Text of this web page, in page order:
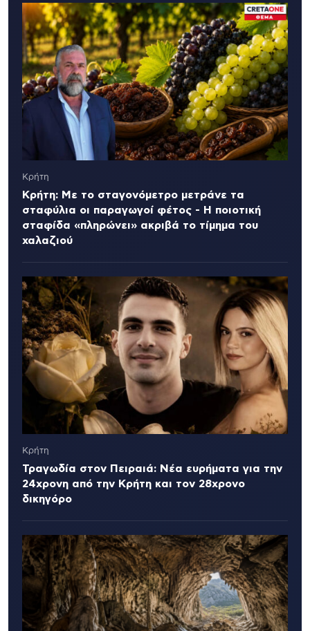
Κρήτη
Κρήτη: Με το σταγονόμετρο μετράνε τα
σταφύλια οι παραγωγοί φέτος - Η ποιοτική
σταφίδα «πληρώνει» ακριβά το τίμημα του
χαλαζιού
Κρήτη
Τραγωδία στον Πειραιά: Νέα ευρήματα για την
24χρονη από την Κρήτη και τον 28χρονο
δικηγόρο